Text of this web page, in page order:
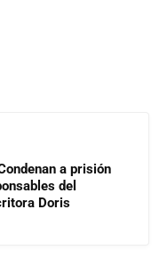
a prisión
del
Doris